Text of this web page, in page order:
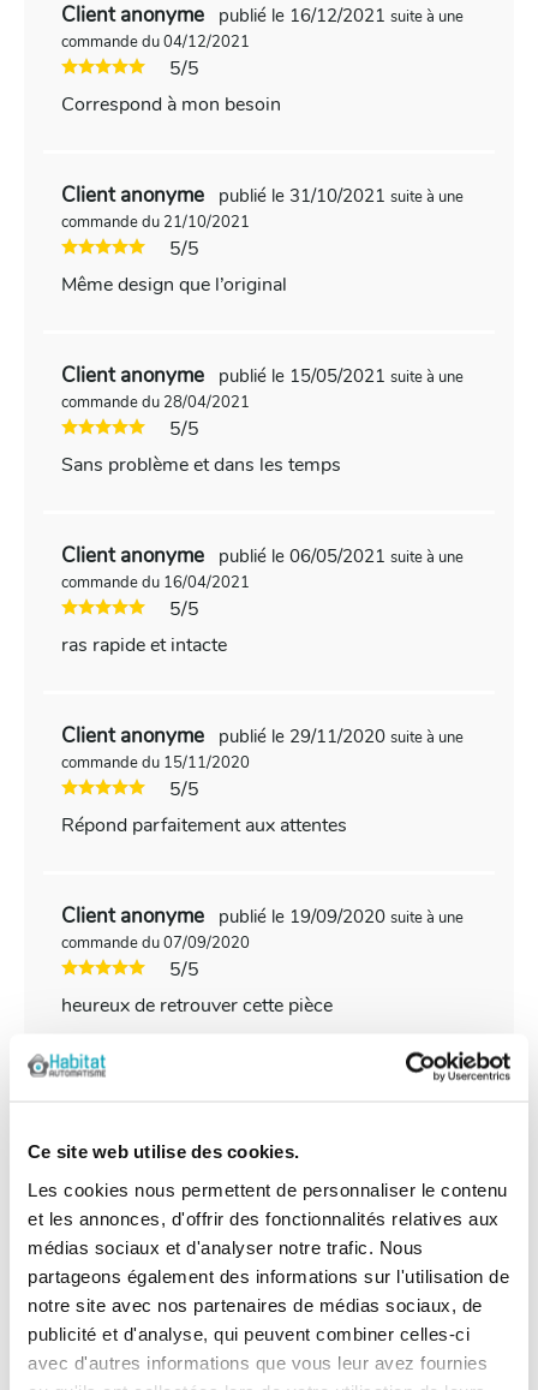
Ce site web utilise des cookies.
Les cookies nous permettent de personnaliser le contenu
et les annonces, d'offrir des fonctionnalités relatives aux
médias sociaux et d'analyser notre trafic. Nous
partageons également des informations sur l'utilisation de
notre site avec nos partenaires de médias sociaux, de
publicité et d'analyse, qui peuvent combiner celles-ci
avec d'autres informations que vous leur avez fournies
Client anonyme publié le 16/12/2021 suite à une
commande du 04/12/2021
5/5
Correspond à mon besoin
Client anonyme publié le 31/10/2021 suite à une
commande du 21/10/2021
5/5
Même design que l’original
Client anonyme publié le 15/05/2021 suite à une
commande du 28/04/2021
5/5
Sans problème et dans les temps
Client anonyme publié le 06/05/2021 suite à une
commande du 16/04/2021
5/5
ras rapide et intacte
Client anonyme publié le 29/11/2020 suite à une
commande du 15/11/2020
5/5
Répond parfaitement aux attentes
Client anonyme publié le 19/09/2020 suite à une
commande du 07/09/2020
5/5
heureux de retrouver cette pièce
5/5
Correspond tout à fait à mon attente
Client anonymepublié le 12/06/2019 suite à une
commande du 29/05/2019
5/5
Satisfait !